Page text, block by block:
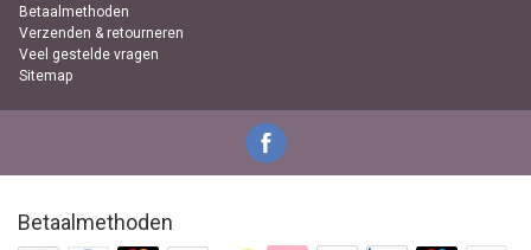
Betaalmethoden
Verzenden & retourneren
Veel gestelde vragen
Sitemap
Betaalmethoden